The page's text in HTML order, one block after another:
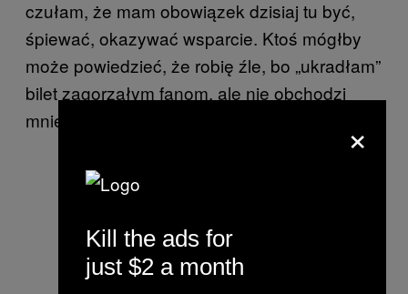
czułam, że mam obowiązek dzisiaj tu być,
śpiewać, okazywać wsparcie. Ktoś mógłby
może powiedzieć, że robię źle, bo „ukradłam”
bilet zagorzałym fanom, ale nie obchodzi
mnie to.
×
Kill the ads for
just $2 a month